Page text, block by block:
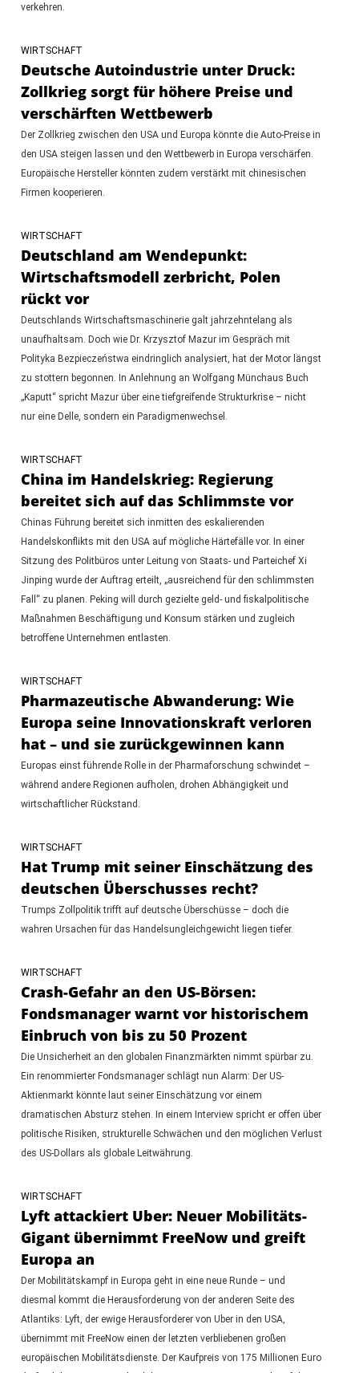
verkehren.
WIRTSCHAFT
Deutsche Autoindustrie unter Druck:
Zollkrieg sorgt für höhere Preise und
verschärften Wettbewerb
Der Zollkrieg zwischen den USA und Europa könnte die Auto-Preise in
den USA steigen lassen und den Wettbewerb in Europa verschärfen.
Europäische Hersteller könnten zudem verstärkt mit chinesischen
Firmen kooperieren.
WIRTSCHAFT
Deutschland am Wendepunkt:
Wirtschaftsmodell zerbricht, Polen
rückt vor
Deutschlands Wirtschaftsmaschinerie galt jahrzehntelang als
unaufhaltsam. Doch wie Dr. Krzysztof Mazur im Gespräch mit
Polityka Bezpieczeństwa eindringlich analysiert, hat der Motor längst
zu stottern begonnen. In Anlehnung an Wolfgang Münchaus Buch
„Kaputt“ spricht Mazur über eine tiefgreifende Strukturkrise – nicht
nur eine Delle, sondern ein Paradigmenwechsel.
WIRTSCHAFT
China im Handelskrieg: Regierung
bereitet sich auf das Schlimmste vor
Chinas Führung bereitet sich inmitten des eskalierenden
Handelskonflikts mit den USA auf mögliche Härtefälle vor. In einer
Sitzung des Politbüros unter Leitung von Staats- und Parteichef Xi
Jinping wurde der Auftrag erteilt, „ausreichend für den schlimmsten
Fall“ zu planen. Peking will durch gezielte geld- und fiskalpolitische
Maßnahmen Beschäftigung und Konsum stärken und zugleich
betroffene Unternehmen entlasten.
WIRTSCHAFT
Pharmazeutische Abwanderung: Wie
Europa seine Innovationskraft verloren
hat – und sie zurückgewinnen kann
Europas einst führende Rolle in der Pharmaforschung schwindet –
während andere Regionen aufholen, drohen Abhängigkeit und
wirtschaftlicher Rückstand.
WIRTSCHAFT
Hat Trump mit seiner Einschätzung des
deutschen Überschusses recht?
Trumps Zollpolitik trifft auf deutsche Überschüsse – doch die
wahren Ursachen für das Handelsungleichgewicht liegen tiefer.
WIRTSCHAFT
Crash-Gefahr an den US-Börsen:
Fondsmanager warnt vor historischem
Einbruch von bis zu 50 Prozent
Die Unsicherheit an den globalen Finanzmärkten nimmt spürbar zu.
Ein renommierter Fondsmanager schlägt nun Alarm: Der US-
Aktienmarkt könnte laut seiner Einschätzung vor einem
dramatischen Absturz stehen. In einem Interview spricht er offen über
politische Risiken, strukturelle Schwächen und den möglichen Verlust
des US-Dollars als globale Leitwährung.
WIRTSCHAFT
Lyft attackiert Uber: Neuer Mobilitäts-
Gigant übernimmt FreeNow und greift
Europa an
Der Mobilitätskampf in Europa geht in eine neue Runde – und
diesmal kommt die Herausforderung von der anderen Seite des
Atlantiks: Lyft, der ewige Herausforderer von Uber in den USA,
übernimmt mit FreeNow einen der letzten verbliebenen großen
europäischen Mobilitätsdienste. Der Kaufpreis von 175 Millionen Euro